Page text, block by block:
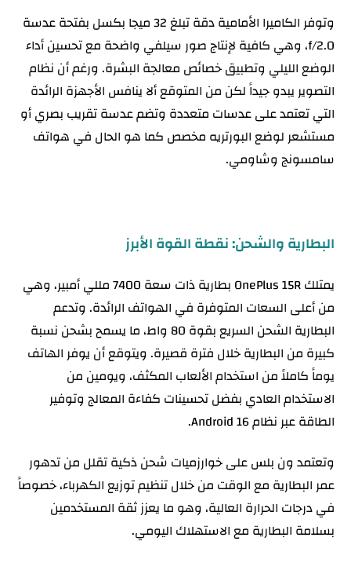
وتوفر الكاميرا الأمامية دقة تبلغ 32 ميجا بكسل بفتحة عدسة
f/2.0، وهي كافية لإنتاج صور سيلفي واضحة مع تحسين أداء
الوضع الليلي وتطبيق خصائص معالجة البشرة. ورغم أن نظام
التصوير يبدو جيداً لكن من المتوقع ألا ينافس الأجهزة الرائدة
التي تعتمد على عدسات متعددة وتضم عدسة تقريب بصري أو
مستشعر لوضع البورتريه مخصص كما هو الحال في هواتف
سامسونج وشاومي.
البطارية والشحن: نقطة القوة الأبرز
يمتلك OnePlus 15R بطارية ذات سعة 7400 مللي أمبير، وهي
من أعلى السعات المتوفرة في الهواتف الرائدة. وتدعم
البطارية الشحن السريع بقوة 80 واط، ما يسمح بشحن نسبة
كبيرة من البطارية خلال فترة قصيرة. ويتوقع أن يوفر الهاتف
يوماً كاملاً من استخدام الألعاب المكثف، ويومين من
الاستخدام العادي بفضل تحسينات كفاءة المعالج وتوفير
الطاقة عبر نظام Android 16.
وتعتمد ون بلس على خوارزميات شحن ذكية تقلل من تدهور
عمر البطارية مع الوقت من خلال تنظيم توزيع الكهرباء، خصوصاً
في درجات الحرارة العالية، وهو ما يعزز ثقة المستخدمين
بسلامة البطارية مع الاستهلاك اليومي.